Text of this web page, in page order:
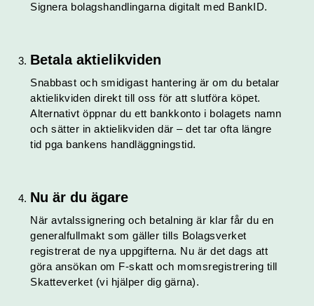
Signera bolagshandlingarna digitalt med BankID.
Betala aktielikviden
Snabbast och smidigast hantering är om du betalar
aktielikviden direkt till oss för att slutföra köpet.
Alternativt öppnar du ett bankkonto i bolagets namn
och sätter in aktielikviden där – det tar ofta längre
tid pga bankens handläggningstid.
Nu är du ägare
När avtalssignering och betalning är klar får du en
generalfullmakt som gäller tills Bolagsverket
registrerat de nya uppgifterna. Nu är det dags att
göra ansökan om F-skatt och momsregistrering till
Skatteverket (vi hjälper dig gärna).